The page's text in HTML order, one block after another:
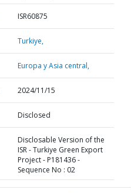
ISR60875
Turkiye,
Europa y Asia central,
2024/11/15
Disclosed
Disclosable Version of the
ISR - Turkiye Green Export
Project - P181436 -
Sequence No : 02